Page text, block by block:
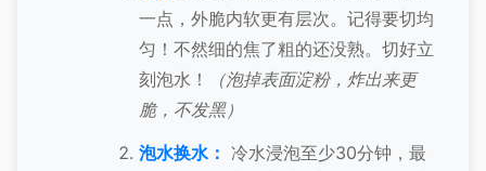
一点，外脆内软更有层次。记得要切均
匀！不然细的焦了粗的还没熟。切好立
刻泡水！
（泡掉表面淀粉，炸出来更
脆，不发黑）
泡水换水： 冷水浸泡至少30分钟，最